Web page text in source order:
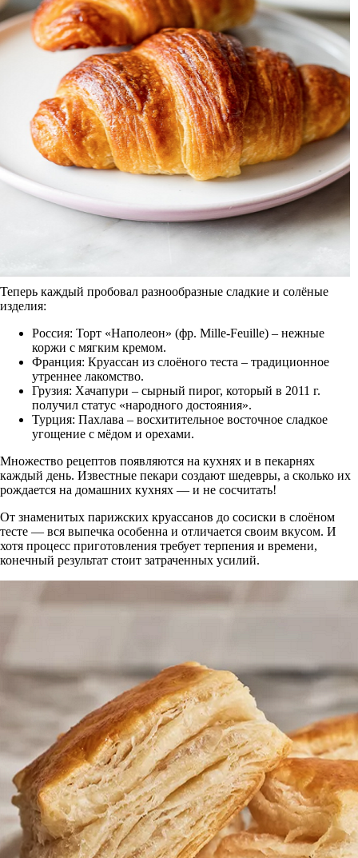
Теперь каждый пробовал разнообразные сладкие и солёные
изделия:
Россия: Торт «Наполеон» (фр. Mille-Feuille) – нежные
коржи с мягким кремом.
Франция: Круассан из слоёного теста – традиционное
утреннее лакомство.
Грузия: Хачапури – сырный пирог, который в 2011 г.
получил статус «народного достояния».
Турция: Пахлава – восхитительное восточное сладкое
угощение с мёдом и орехами.
Множество рецептов появляются на кухнях и в пекарнях
каждый день. Известные пекари создают шедевры, а сколько их
рождается на домашних кухнях — и не сосчитать!
От знаменитых парижских круассанов до сосиски в слоёном
тесте — вся выпечка особенна и отличается своим вкусом. И
хотя процесс приготовления требует терпения и времени,
конечный результат стоит затраченных усилий.